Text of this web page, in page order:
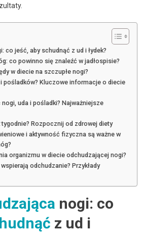
co jeść, aby schudnąć z ud i łydek?
co powinno się znaleźć w jadłospisie?
w diecie na szczupłe nogi?
pośladków? Kluczowe informacje o diecie
uda i pośladki? Najważniejsze
Rozpocznij od zdrowej diety
i aktywność fizyczna są ważne w
organizmu w diecie odchudzającej nogi?
odchudzanie? Przykłady
nogi: co
z ud i